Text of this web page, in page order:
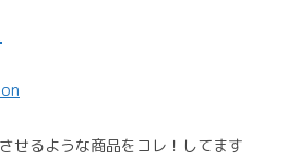
せるような商品をコレ！してます